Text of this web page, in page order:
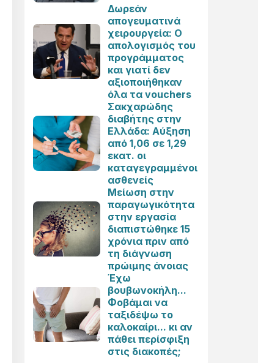
Δωρεάν
απογευματινά
χειρουργεία: Ο
απολογισμός του
προγράμματος
και γιατί δεν
αξιοποιήθηκαν
όλα τα vouchers
Σακχαρώδης
διαβήτης στην
Ελλάδα: Αύξηση
από 1,06 σε 1,29
εκατ. οι
καταγεγραμμένοι
ασθενείς
Μείωση στην
παραγωγικότητα
στην εργασία
διαπιστώθηκε 15
χρόνια πριν από
τη διάγνωση
πρώιμης άνοιας
Έχω
βουβωνοκήλη...
Φοβάμαι να
ταξιδέψω το
καλοκαίρι... κι αν
πάθει περίσφιξη
στις διακοπές;